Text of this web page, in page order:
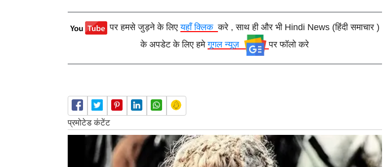
पर हमसे जुड़ने के लिएयहाँ क्लिककरे , साथ ही और भी Hindi News (हिंदी समाचार )
के अपडेट के लिए हमेगूगल न्यूज़ पर फॉलो करे